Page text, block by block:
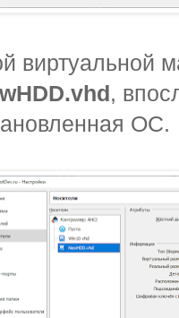
виртуальной
,
ОС.